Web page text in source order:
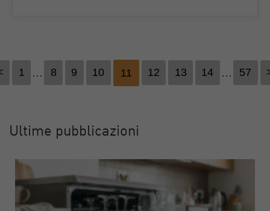
1 … 8 9 10 11 12 13 14 … 57
Ultime pubblicazioni